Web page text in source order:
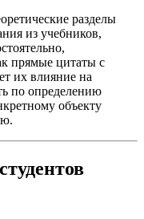
разделы
из учебников,
прямые цитаты с
их влияние на
по определению
объекту